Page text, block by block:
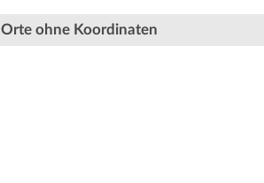
Orte ohne Koordinaten